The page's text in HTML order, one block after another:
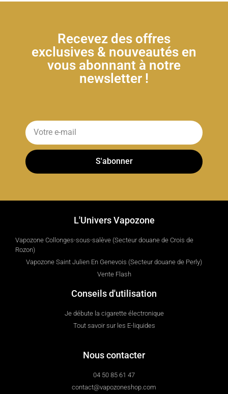
Recevez des offres
exclusives & nouveautés en
vous abonnant à notre
newsletter !
S'abonner
L'Univers Vapozone
Vapozone Collonges-sous-salève (Secteur douane de Crois de
Rozon)
Vapozone Saint Julien En Genevois (Secteur douane de Perly)
Vente Flash
Conseils d'utilisation
Je débute la cigarette électronique
Tout savoir sur les E-liquides
Nous contacter
04 50 85 61 47
contact@vapozoneshop.com